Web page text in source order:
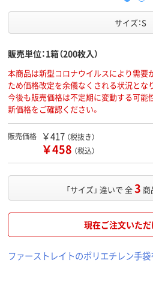
サイズ：S
販売単位：1箱（200枚入）
本商品は新型コロナウイルスにより需要
ため価格改定を余儀なくされる状況とな
今後も販売価格は不定期に変動する可能
新価格をご確認ください。
販売価格 ￥417 （税抜き）
￥458 （税込）
「サイズ」 違いで 全3 商
現在ご注文いた
ファーストレイトのポリエチレン手